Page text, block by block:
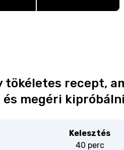
tökéletes recept,
megéri
Kelesztés
40 perc